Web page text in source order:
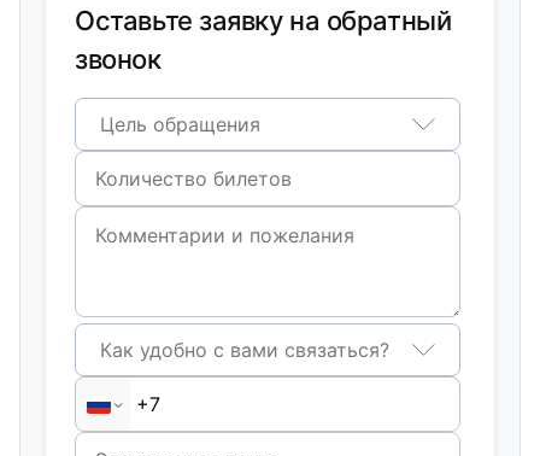
Оставьте заявку на обратный
звонок
Цель обращения
Как удобно с вами связаться?